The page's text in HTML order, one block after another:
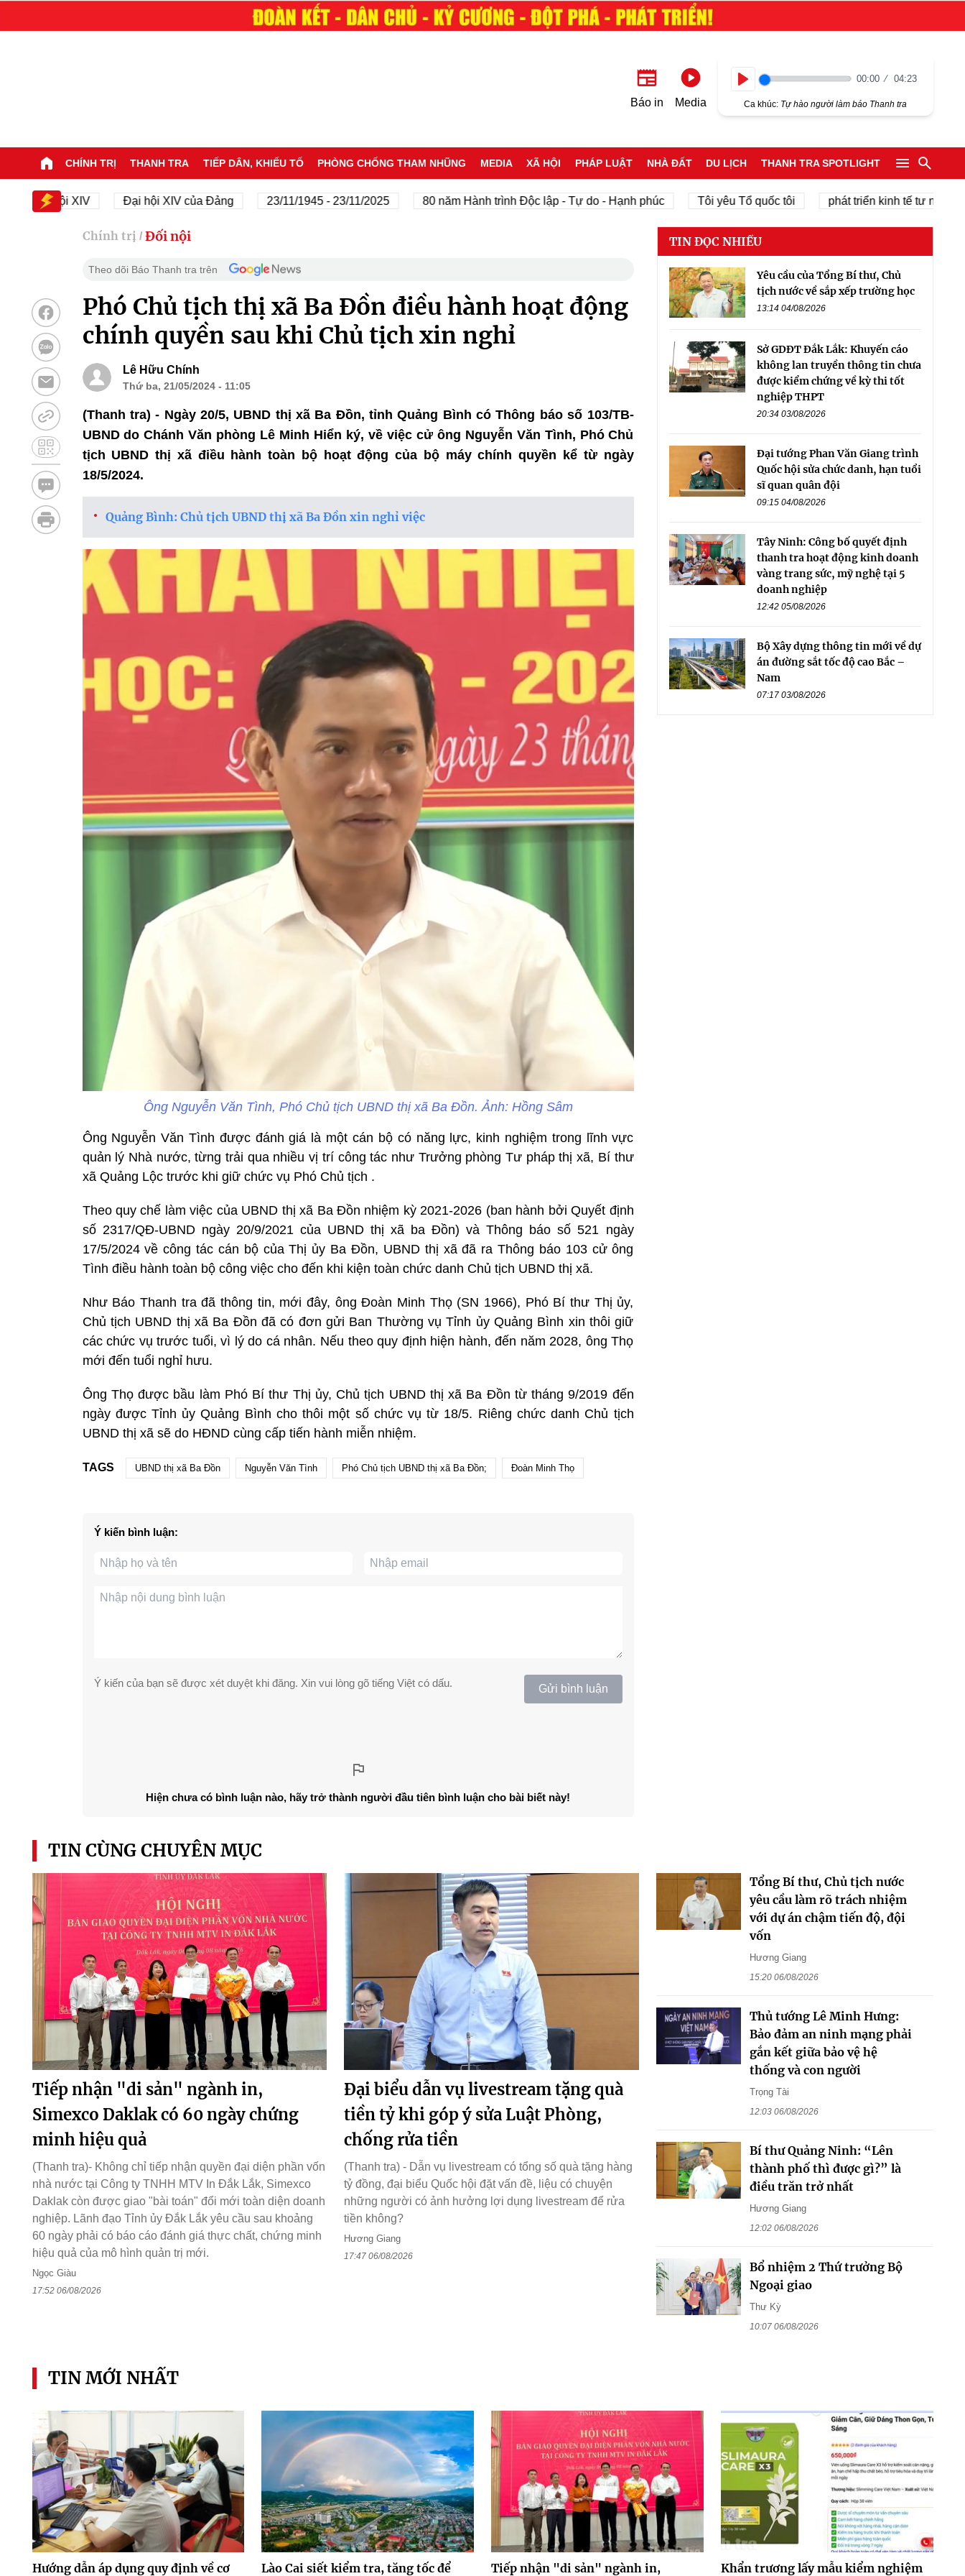
Báo in Media
00:00 04:23
Ca khúc: Tự hào người làm báo Thanh tra
CHÍNH TRỊ THANH TRA TIẾP DÂN, KHIẾU TỐ PHÒNG CHỐNG THAM NHŨNG MEDIA XÃ HỘI PHÁP LUẬT NHÀ ĐẤT DU LỊCH THANH TRA SPOTLIGHT
hội XIV Đại hội XIV của Đảng 23/11/1945 - 23/11/2025 80 năm Hành trình Độc lập - Tự do - Hạnh phúc Tôi yêu Tổ quốc tôi phát triển kinh tế tư nhân
Chính trị / Đối nội
Theo dõi Báo Thanh tra trên
Phó Chủ tịch thị xã Ba Đồn điều hành hoạt động
chính quyền sau khi Chủ tịch xin nghỉ
Lê Hữu Chính
Thứ ba, 21/05/2024 - 11:05
(Thanh tra) - Ngày 20/5, UBND thị xã Ba Đồn, tỉnh Quảng Bình có Thông báo số 103/TB-
UBND do Chánh Văn phòng Lê Minh Hiển ký, về việc cử ông Nguyễn Văn Tình, Phó Chủ
tịch UBND thị xã điều hành toàn bộ hoạt động của bộ máy chính quyền kể từ ngày
18/5/2024.
Quảng Bình: Chủ tịch UBND thị xã Ba Đồn xin nghỉ việc
Ông Nguyễn Văn Tình, Phó Chủ tịch UBND thị xã Ba Đồn. Ảnh: Hồng Sâm
Ông Nguyễn Văn Tình được đánh giá là một cán bộ có năng lực, kinh nghiệm trong lĩnh vực
quản lý Nhà nước, từng trải qua nhiều vị trí công tác như Trưởng phòng Tư pháp thị xã, Bí thư
xã Quảng Lộc trước khi giữ chức vụ Phó Chủ tịch .
Theo quy chế làm việc của UBND thị xã Ba Đồn nhiệm kỳ 2021-2026 (ban hành bởi Quyết định
số 2317/QĐ-UBND ngày 20/9/2021 của UBND thị xã ba Đồn) và Thông báo số 521 ngày
17/5/2024 về công tác cán bộ của Thị ủy Ba Đồn, UBND thị xã đã ra Thông báo 103 cử ông
Tình điều hành toàn bộ công việc cho đến khi kiện toàn chức danh Chủ tịch UBND thị xã.
Như Báo Thanh tra đã thông tin, mới đây, ông Đoàn Minh Thọ (SN 1966), Phó Bí thư Thị ủy,
Chủ tịch UBND thị xã Ba Đồn đã có đơn gửi Ban Thường vụ Tỉnh ủy Quảng Bình xin thôi giữ
các chức vụ trước tuổi, vì lý do cá nhân. Nếu theo quy định hiện hành, đến năm 2028, ông Thọ
mới đến tuổi nghỉ hưu.
Ông Thọ được bầu làm Phó Bí thư Thị ủy, Chủ tịch UBND thị xã Ba Đồn từ tháng 9/2019 đến
ngày được Tỉnh ủy Quảng Bình cho thôi một số chức vụ từ 18/5. Riêng chức danh Chủ tịch
UBND thị xã sẽ do HĐND cùng cấp tiến hành miễn nhiệm.
TAGS UBND thị xã Ba Đồn Nguyễn Văn Tình Phó Chủ tịch UBND thị xã Ba Đồn; Đoàn Minh Thọ
Ý kiến bình luận:
Ý kiến của bạn sẽ được xét duyệt khi đăng. Xin vui lòng gõ tiếng Việt có dấu. Gửi bình luận
Hiện chưa có bình luận nào, hãy trở thành người đầu tiên bình luận cho bài biết này!
TIN ĐỌC NHIỀU
Yêu cầu của Tổng Bí thư, Chủ
tịch nước về sắp xếp trường học
13:14 04/08/2026
Sở GDĐT Đắk Lắk: Khuyến cáo
không lan truyền thông tin chưa
được kiểm chứng về kỳ thi tốt
nghiệp THPT
20:34 03/08/2026
Đại tướng Phan Văn Giang trình
Quốc hội sửa chức danh, hạn tuổi
sĩ quan quân đội
09:15 04/08/2026
Tây Ninh: Công bố quyết định
thanh tra hoạt động kinh doanh
vàng trang sức, mỹ nghệ tại 5
doanh nghiệp
12:42 05/08/2026
Bộ Xây dựng thông tin mới về dự
án đường sắt tốc độ cao Bắc –
Nam
07:17 03/08/2026
TIN CÙNG CHUYÊN MỤC
Tiếp nhận "di sản" ngành in,
Simexco Daklak có 60 ngày chứng
minh hiệu quả
(Thanh tra)- Không chỉ tiếp nhận quyền đại diện phần vốn
nhà nước tại Công ty TNHH MTV In Đắk Lắk, Simexco
Daklak còn được giao "bài toán" đổi mới toàn diện doanh
nghiệp. Lãnh đạo Tỉnh ủy Đắk Lắk yêu cầu sau khoảng
60 ngày phải có báo cáo đánh giá thực chất, chứng minh
hiệu quả của mô hình quản trị mới.
Ngọc Giàu
17:52 06/08/2026
Đại biểu dẫn vụ livestream tặng quà
tiền tỷ khi góp ý sửa Luật Phòng,
chống rửa tiền
(Thanh tra) - Dẫn vụ livestream có tổng số quà tặng hàng
tỷ đồng, đại biểu Quốc hội đặt vấn đề, liệu có chuyện
những người có ảnh hưởng lợi dụng livestream để rửa
tiền không?
Hương Giang
17:47 06/08/2026
Tổng Bí thư, Chủ tịch nước
yêu cầu làm rõ trách nhiệm
với dự án chậm tiến độ, đội
vốn
Hương Giang
15:20 06/08/2026
Thủ tướng Lê Minh Hưng:
Bảo đảm an ninh mạng phải
gắn kết giữa bảo vệ hệ
thống và con người
Trọng Tài
12:03 06/08/2026
Bí thư Quảng Ninh: “Lên
thành phố thì được gì?” là
điều trăn trở nhất
Hương Giang
12:02 06/08/2026
Bổ nhiệm 2 Thứ trưởng Bộ
Ngoại giao
Thư Kỳ
10:07 06/08/2026
TIN MỚI NHẤT
Hướng dẫn áp dụng quy định về cơ Lào Cai siết kiểm tra, tăng tốc để Tiếp nhận "di sản" ngành in, Khẩn trương lấy mẫu kiểm nghiệm